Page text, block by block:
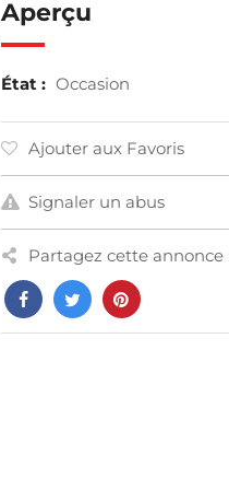
Aperçu
État : Occasion
Ajouter aux Favoris
Signaler un abus
Partagez cette annonce